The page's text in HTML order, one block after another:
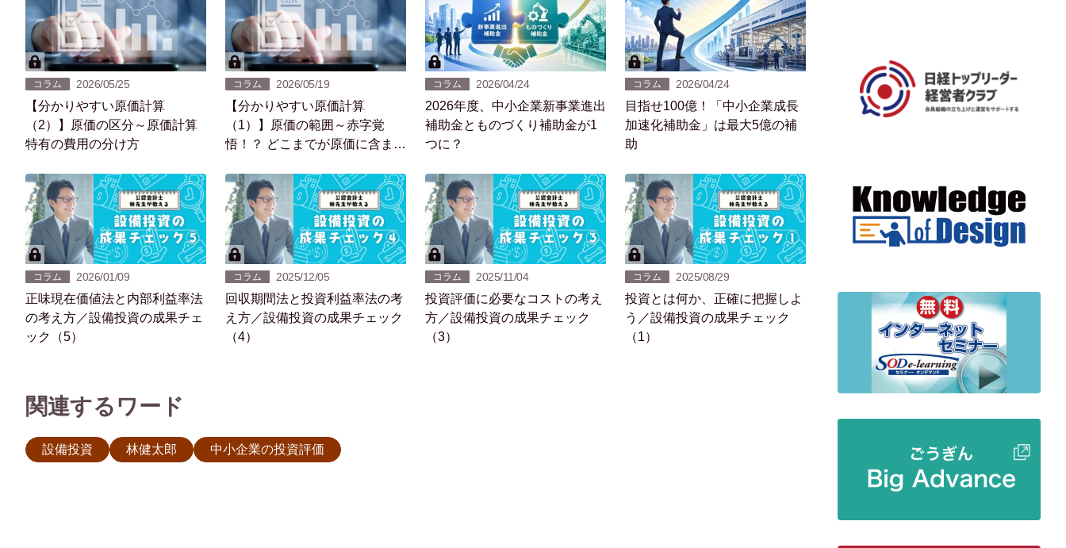
コラム 2026/05/25
【分かりやすい原価計算
（2）】原価の区分～原価計算
特有の費用の分け方
コラム 2026/05/19
【分かりやすい原価計算
（1）】原価の範囲～赤字覚
悟！？ どこまでが原価に含まれ
コラム 2026/04/24
2026年度、中小企業新事業進出
補助金とものづくり補助金が1
つに？
コラム 2026/04/24
目指せ100億！「中小企業成長
加速化補助金」は最大5億の補
助
コラム 2026/01/09
正味現在価値法と内部利益率法
の考え方／設備投資の成果チェ
ック（5）
コラム 2025/12/05
回収期間法と投資利益率法の考
え方／設備投資の成果チェック
（4）
コラム 2025/11/04
投資評価に必要なコストの考え
方／設備投資の成果チェック
（3）
コラム 2025/08/29
投資とは何か、正確に把握しよ
う／設備投資の成果チェック
（1）
関連するワード
設備投資 林健太郎 中小企業の投資評価